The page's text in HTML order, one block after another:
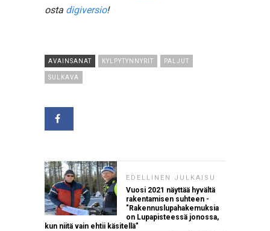
osta digiversio!
AVAINSANAT KYLPYTYNNYRIT PALJUT
SULKAVA
EDELLINEN JULKAISU
Vuosi 2021 näyttää hyvältä
rakentamisen suhteen -
"Rakennuslupahakemuksia
on Lupapisteessä jonossa,
kun niitä vain ehtii käsitellä"